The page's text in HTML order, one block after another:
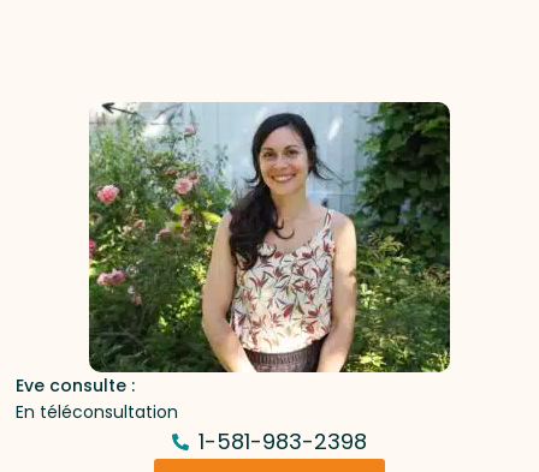
Eve consulte :
En téléconsultation
1-581-983-2398